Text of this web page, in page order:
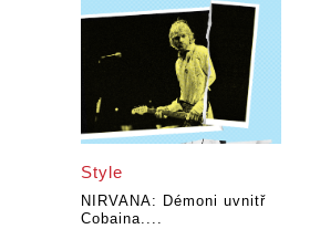
Style
NIRVANA: Démoni uvnitř
Cobaina....